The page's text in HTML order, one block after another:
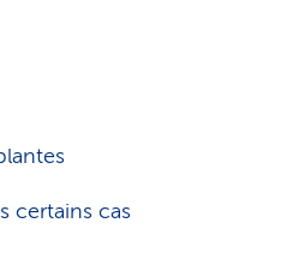
certains cas